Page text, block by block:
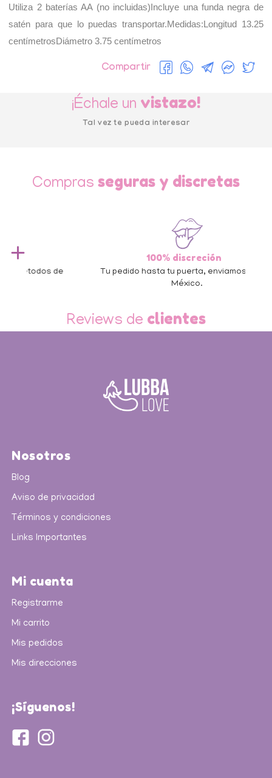
Utiliza 2 baterías AA (no incluidas)Incluye una funda negra de
satén para que lo puedas transportar.Medidas:Longitud 13.25
centímetrosDiámetro 3.75 centímetros
Compartir
¡Échale un vistazo!
Tal vez te pueda interesar
Compras seguras y discretas
100% discreción
Tu pedido hasta tu puerta, enviamos a todo
Reviews de clientes
Nosotros
Blog
Aviso de privacidad
Términos y condiciones
Links Importantes
Mi cuenta
Registrarme
Mi carrito
Mis pedidos
Mis direcciones
¡Síguenos!